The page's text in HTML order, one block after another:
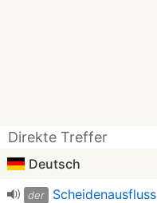
Direkte Treffer
Deutsch
der Scheidenausfluss